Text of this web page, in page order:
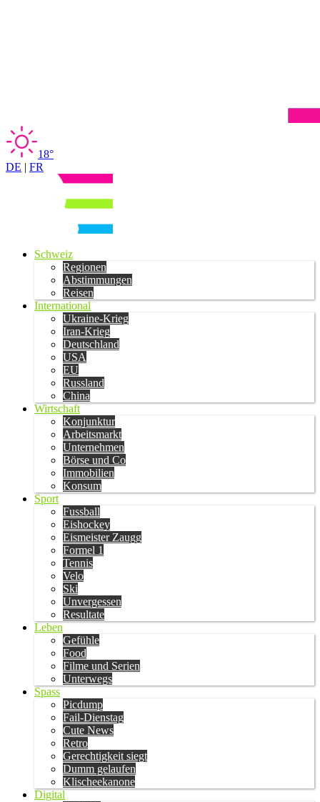
18°
DE | FR
Schweiz
Regionen
Abstimmungen
Reisen
International
Ukraine-Krieg
Iran-Krieg
Deutschland
USA
EU
Russland
China
Wirtschaft
Konjunktur
Arbeitsmarkt
Unternehmen
Börse und Co
Immobilien
Konsum
Sport
Fussball
Eishockey
Eismeister Zaugg
Formel 1
Tennis
Velo
Ski
Unvergessen
Resultate
Leben
Gefühle
Food
Filme und Serien
Unterwegs
Spass
Picdump
Fail-Dienstag
Cute News
Retro
Gerechtigkeit siegt
Dumm gelaufen
Klischeekanone
Digital